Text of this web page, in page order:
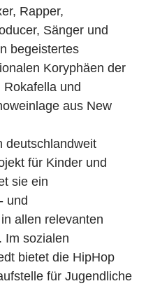
Rapper,
Sänger und
begeistertes
Koryphäen der
und
aus New
deutschlandweit
für Kinder und
sie ein
und
allen relevanten
Im sozialen
bietet die HipHop
für Jugendliche